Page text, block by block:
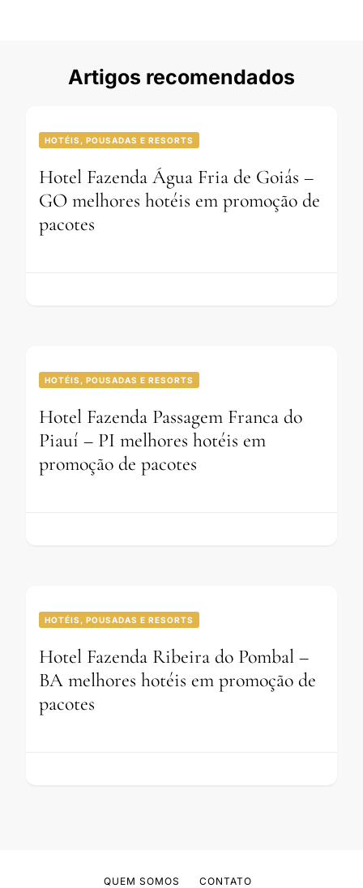
Artigos recomendados
HOTÉIS, POUSADAS E RESORTS
Hotel Fazenda Água Fria de Goiás –
GO melhores hotéis em promoção de
pacotes
HOTÉIS, POUSADAS E RESORTS
Hotel Fazenda Passagem Franca do
Piauí – PI melhores hotéis em
promoção de pacotes
HOTÉIS, POUSADAS E RESORTS
Hotel Fazenda Ribeira do Pombal –
BA melhores hotéis em promoção de
pacotes
QUEM SOMOS CONTATO